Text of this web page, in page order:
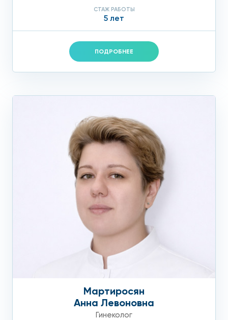
СТАЖ РАБОТЫ
5 лет
ПОДРОБНЕЕ
Мартиросян
Анна Левоновна
Гинеколог